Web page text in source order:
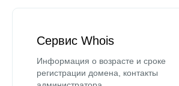
Сервис Whois
Информация о возрасте и сроке
регистрации домена, контакты